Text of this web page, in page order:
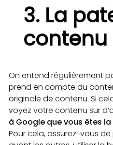
3. La
contenu
On entend régulièrement
prend en compte du
originale de contenu. Si
voyez votre contenu sur
à Google que vous êtes
Pour cela, assurez-vous de